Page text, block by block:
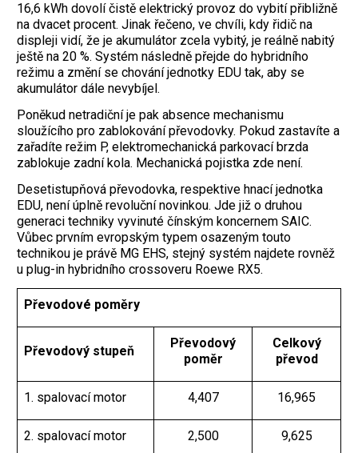
16,6 kWh dovolí čistě elektrický provoz do vybití přibližně
na dvacet procent. Jinak řečeno, ve chvíli, kdy řidič na
displeji vidí, že je akumulátor zcela vybitý, je reálně nabitý
ještě na 20 %. Systém následně přejde do hybridního
režimu a změní se chování jednotky EDU tak, aby se
akumulátor dále nevybíjel.
Poněkud netradiční je pak absence mechanismu
sloužícího pro zablokování převodovky. Pokud zastavíte a
zařadíte režim P, elektromechanická parkovací brzda
zablokuje zadní kola. Mechanická pojistka zde není.
Desetistupňová převodovka, respektive hnací jednotka
EDU, není úplně revoluční novinkou. Jde již o druhou
generaci techniky vyvinuté čínským koncernem SAIC.
Vůbec prvním evropským typem osazeným touto
technikou je právě MG EHS, stejný systém najdete rovněž
u plug-in hybridního crossoveru Roewe RX5.
Převodové poměry
Převodový stupeň
Převodový
poměr
Celkový
převod
1. spalovací motor 4,407 16,965
2. spalovací motor 2,500 9,625